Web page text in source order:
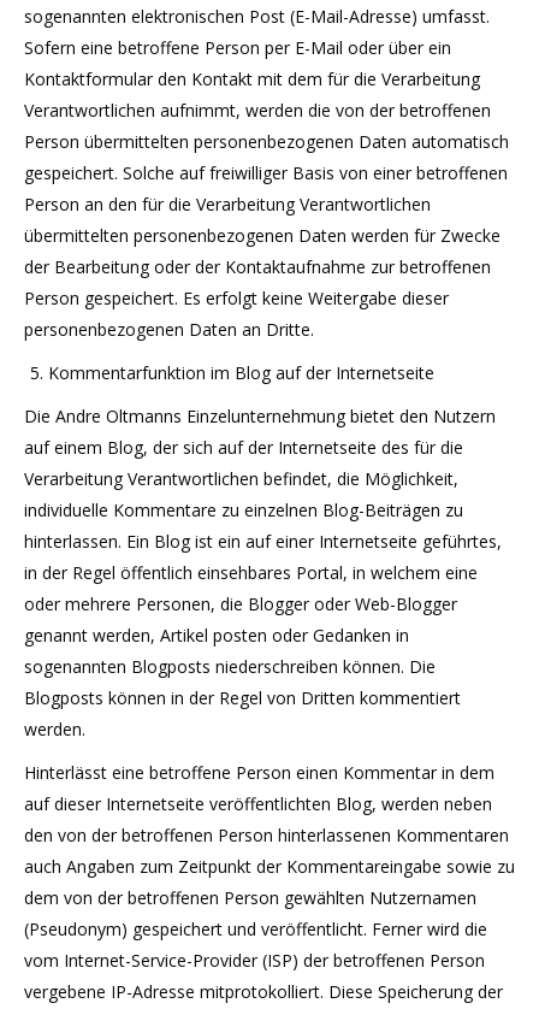
sogenannten elektronischen Post (E-Mail-Adresse) umfasst.
Sofern eine betroffene Person per E-Mail oder über ein
Kontaktformular den Kontakt mit dem für die Verarbeitung
Verantwortlichen aufnimmt, werden die von der betroffenen
Person übermittelten personenbezogenen Daten automatisch
gespeichert. Solche auf freiwilliger Basis von einer betroffenen
Person an den für die Verarbeitung Verantwortlichen
übermittelten personenbezogenen Daten werden für Zwecke
der Bearbeitung oder der Kontaktaufnahme zur betroffenen
Person gespeichert. Es erfolgt keine Weitergabe dieser
personenbezogenen Daten an Dritte.
Kommentarfunktion im Blog auf der Internetseite
Die Andre Oltmanns Einzelunternehmung bietet den Nutzern
auf einem Blog, der sich auf der Internetseite des für die
Verarbeitung Verantwortlichen befindet, die Möglichkeit,
individuelle Kommentare zu einzelnen Blog-Beiträgen zu
hinterlassen. Ein Blog ist ein auf einer Internetseite geführtes,
in der Regel öffentlich einsehbares Portal, in welchem eine
oder mehrere Personen, die Blogger oder Web-Blogger
genannt werden, Artikel posten oder Gedanken in
sogenannten Blogposts niederschreiben können. Die
Blogposts können in der Regel von Dritten kommentiert
werden.
Hinterlässt eine betroffene Person einen Kommentar in dem
auf dieser Internetseite veröffentlichten Blog, werden neben
den von der betroffenen Person hinterlassenen Kommentaren
auch Angaben zum Zeitpunkt der Kommentareingabe sowie zu
dem von der betroffenen Person gewählten Nutzernamen
(Pseudonym) gespeichert und veröffentlicht. Ferner wird die
vom Internet-Service-Provider (ISP) der betroffenen Person
vergebene IP-Adresse mitprotokolliert. Diese Speicherung der